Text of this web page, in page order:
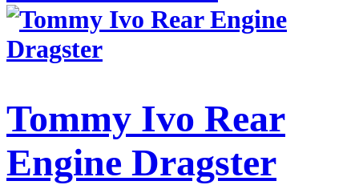
Tommy Ivo Rear
Engine Dragster